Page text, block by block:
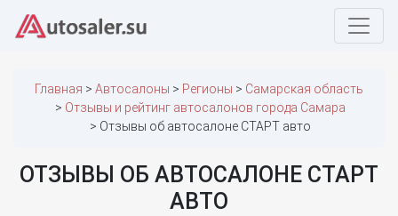
Главная Автосалоны Регионы
Самарская область
Отзывы и рейтинг автосалонов города Самара
Отзывы об автосалоне СТАРТ авто
ОТЗЫВЫ ОБ АВТОСАЛОНЕ СТАРТ
АВТО